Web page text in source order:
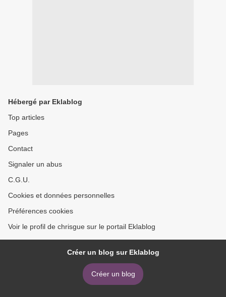
Hébergé par Eklablog
Top articles
Pages
Contact
Signaler un abus
C.G.U.
Cookies et données personnelles
Préférences cookies
Voir le profil de chrisgue sur le portail Eklablog
Créer un blog sur Eklablog
Créer un blog